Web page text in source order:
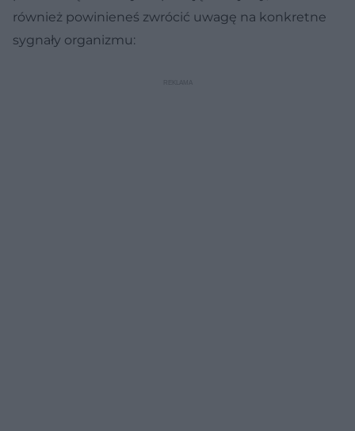
również powinieneś zwrócić uwagę na konkretne
sygnały organizmu: